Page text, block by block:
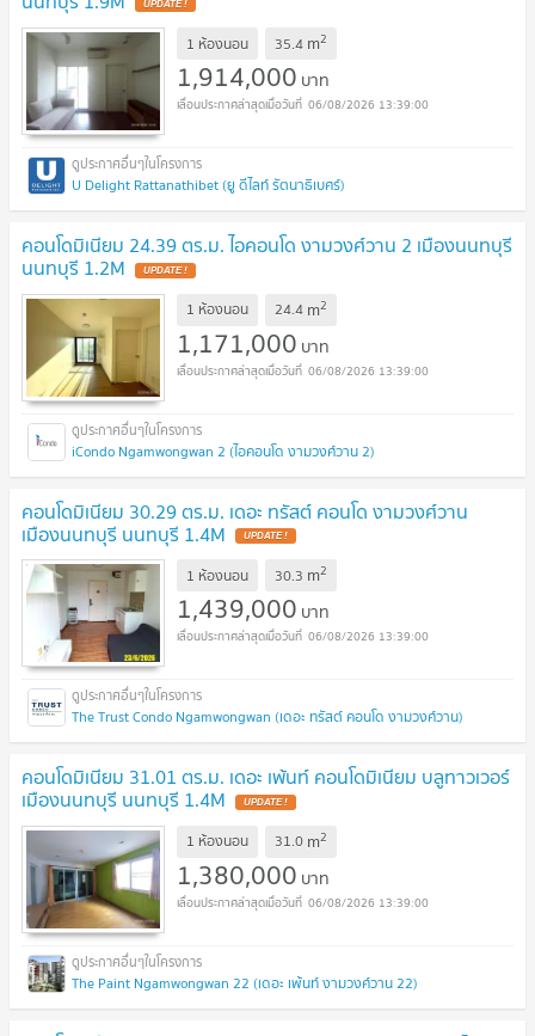
UPDATE !
1 ห้องนอน 35.4 m2
1,914,000 บาท
06/08/2026 13:39:00
U Delight Rattanathibet (ยู ดีไลท์ รัตนาธิเบศร์)
คอนโดมิเนียม 24.39 ตร.ม. ไอคอนโด งามวงศ์วาน 2 เมืองนนทบุรี
นนทบุรี 1.2M UPDATE !
1 ห้องนอน 24.4 m2
1,171,000 บาท
06/08/2026 13:39:00
iCondo Ngamwongwan 2 (ไอคอนโด งามวงศ์วาน 2)
คอนโดมิเนียม 30.29 ตร.ม. เดอะ ทรัสต์ คอนโด งามวงศ์วาน
เมืองนนทบุรี นนทบุรี 1.4M UPDATE !
1 ห้องนอน 30.3 m2
1,439,000 บาท
06/08/2026 13:39:00
The Trust Condo Ngamwongwan (เดอะ ทรัสต์ คอนโด งามวงศ์วาน)
คอนโดมิเนียม 31.01 ตร.ม. เดอะ เพ้นท์ คอนโดมิเนียม บลูทาวเวอร์
เมืองนนทบุรี นนทบุรี 1.4M UPDATE !
1 ห้องนอน 31.0 m2
1,380,000 บาท
06/08/2026 13:39:00
The Paint Ngamwongwan 22 (เดอะ เพ้นท์ งามวงศ์วาน 22)